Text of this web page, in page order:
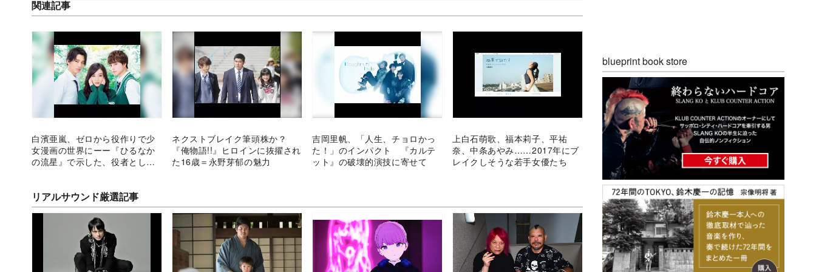
関連記事
白濱亜嵐、ゼロから役作りで少
女漫画の世界にーー『ひるなか
の流星』で示した、役者として
ネクストブレイク筆頭株か？
『俺物語!!』ヒロインに抜擢され
た16歳＝永野芽郁の魅力
吉岡里帆、「人生、チョロかっ
た！」のインパクト 『カルテ
ット』の破壊的演技に寄せて
上白石萌歌、福本莉子、平祐
奈、中条あやみ……2017年にブ
レイクしそうな若手女優たち
リアルサウンド厳選記事
blueprint book store